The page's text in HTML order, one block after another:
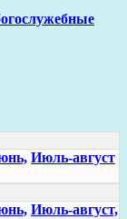
Июль-август
Июль-август,